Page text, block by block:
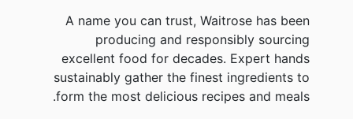
A name you can trust, Waitrose has been
producing and responsibly sourcing
excellent food for decades. Expert hands
sustainably gather the finest ingredients to
form the most delicious recipes and meals.